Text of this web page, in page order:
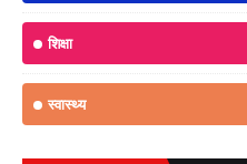
शिक्षा
स्वास्थ्य